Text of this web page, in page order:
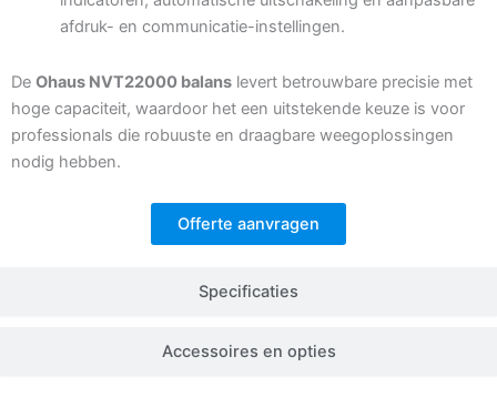
Specificaties
Accessoires en opties
afdruk- en communicatie-instellingen.
De Ohaus NVT22000 balans levert betrouwbare precisie met
hoge capaciteit, waardoor het een uitstekende keuze is voor
professionals die robuuste en draagbare weegoplossingen
nodig hebben.
Offerte aanvragen